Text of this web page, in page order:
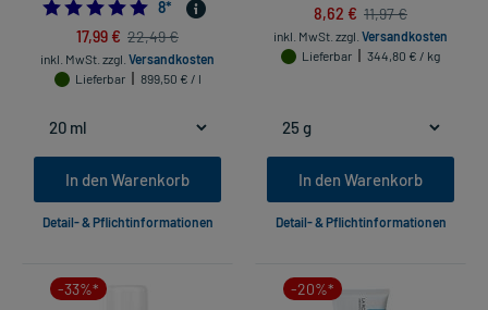
5.0
8*
17,99 € 22,49 €
inkl. MwSt. zzgl. Versandkosten
Lieferbar
899,50 € / l
In den Warenkorb
Detail- & Pflichtinformationen
8,62 € 11,97 €
inkl. MwSt. zzgl. Versandkosten
Lieferbar
344,80 € / kg
In den Warenkorb
Detail- & Pflichtinformationen
-33%* -20%*